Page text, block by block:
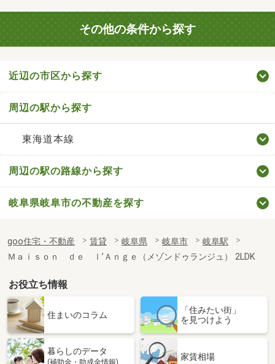
その他の条件から探す
近辺の市区から探す
周辺の駅から探す
東海道本線
周辺の駅の路線から探す
岐阜県岐阜市の不動産を探す
goo住宅・不動産 賃貸 岐阜県 岐阜市
岐阜駅
Ｍａｉｓｏｎ ｄｅ ｌ’Ａｎｇｅ（メゾンドゥランジュ） 2LDK
お役立ち情報
住まいのコラム
「住みたい街」
を見つけよう
暮らしのデータ
(補助金・助成金情報)
家賃相場